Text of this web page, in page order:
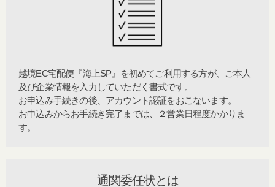
越境EC宅配便『海上SP』を初めてご利用する方が、ご本人
及び企業情報を入力していただく書式です。
​ お申込み手続きの後、アカウント認証をおこないます。
お申込みからお手続き完了までは、２営業日程度かかりま
す。​
通関委任状とは​